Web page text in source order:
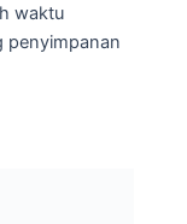
waktu
penyimpanan